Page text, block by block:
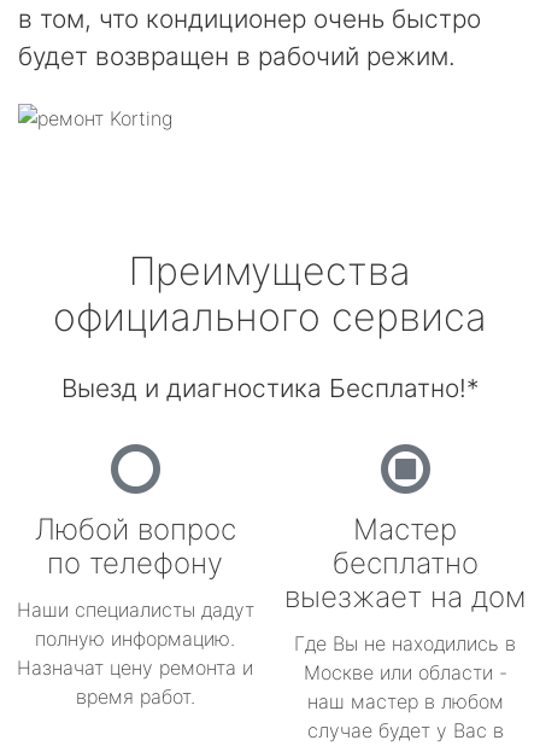
в том, что кондиционер очень быстро
будет возвращен в рабочий режим.
Преимущества
официального сервиса
Выезд и диагностика Бесплатно!*
Любой вопрос
по телефону
Наши специалисты дадут
полную информацию.
Назначат цену ремонта и
время работ.
Мастер
бесплатно
выезжает на дом
Где Вы не находились в
Москве или области -
наш мастер в любом
случае будет у Вас в